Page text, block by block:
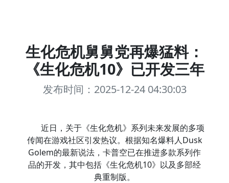
生化危机舅舅党再爆猛料：
《生化危机10》已开发三年
发布时间：2025-12-24 04:30:03
近日，关于《生化危机》系列未来发展的多项
传闻在游戏社区引发热议。根据知名爆料人Dusk
Golem的最新说法，卡普空已在推进多款系列作
品的开发，其中包括《生化危机10》以及多部经
典重制版。